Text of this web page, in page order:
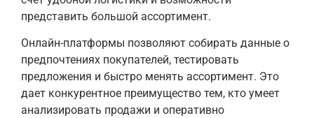
представить большой ассортимент.
Онлайн-платформы позволяют собирать данные о
предпочтениях покупателей, тестировать
предложения и быстро менять ассортимент. Это
дает конкурентное преимущество тем, кто умеет
анализировать продажи и оперативно